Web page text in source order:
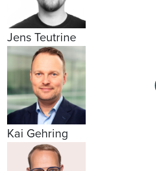
Jens Teutrine
Kai Gehring